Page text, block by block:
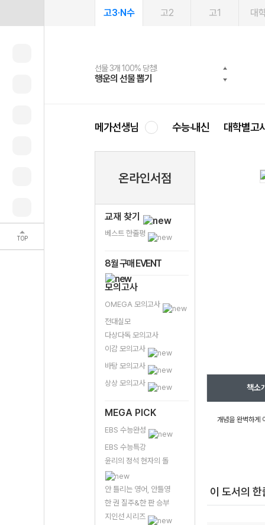
TOP
고3·N수 고2 고1 대
선물 3개 100% 당첨!
행운의 선물 뽑기
선물 100% 증정!
메가스터디 X 올리브
여름방학 스터디 캐시백
메가런 썸머스쿨
2027 러셀 단과
강사 공개선발
스마트러닝앱
설문 EVENT
메가패스
3일 무료 체험권
메가패스 수강생 무료혜택!
메가클럽 멤버십
사회공헌 캠페인
희망이룸 메가나눔
메가선생님 수능·내신 대학별고
온라인서점
교재 찾기
베스트 한줄평
8월 구매 EVENT
모의고사
OMEGA 모의고사
전대실모
다상다독 모의고사
이감 모의고사
바탕 모의고사
상상 모의고사
MEGA PICK
EBS 수능완성
EBS 수능특강
윤리의 정석 현자의 돌
안 틀리는 영어, 안틀영
한 권 질주&한 판 승부
지인선 시리즈
책소
개념을 완벽하게
이 도서의 한